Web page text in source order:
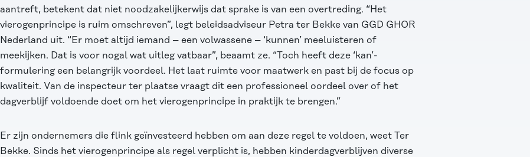
aantreft, betekent dat niet noodzakelijkerwijs dat sprake is van een overtreding. “Het
vierogenprincipe is ruim omschreven”, legt beleidsadviseur Petra ter Bekke van GGD GHOR
Nederland uit. “Er moet altijd iemand – een volwassene – ‘kunnen’ meeluisteren of
meekijken. Dat is voor nogal wat uitleg vatbaar”, beaamt ze. “Toch heeft deze ‘kan’-
formulering een belangrijk voordeel. Het laat ruimte voor maatwerk en past bij de focus op
kwaliteit. Van de inspecteur ter plaatse vraagt dit een professioneel oordeel over of het
dagverblijf voldoende doet om het vierogenprincipe in praktijk te brengen.”
Er zijn ondernemers die flink geïnvesteerd hebben om aan deze regel te voldoen, weet Ter
Bekke. Sinds het vierogenprincipe als regel verplicht is, hebben kinderdagverblijven diverse